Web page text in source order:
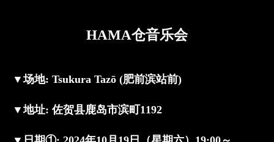
HAMA仓音乐会
▼场地: Tsukura Tazō (肥前滨站前)
▼地址: 佐贺县鹿岛市滨町1192